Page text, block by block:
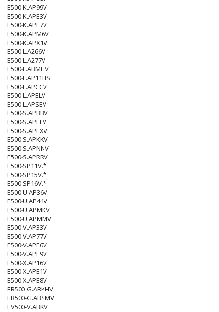
E500-K.AP99V
E500-K.APE3V
E500-K.APE7V
E500-K.APM6V
E500-K.APX1V
E500-L.A266V
E500-L.A277V
E500-L.ABMHV
E500-L.AP11HS
E500-L.APCCV
E500-L.APELV
E500-L.APSEV
E500-S.APBBV
E500-S.APELV
E500-S.APEXV
E500-S.APKKV
E500-S.APNNV
E500-S.APRRV
E500-SP11V.*
E500-SP15V.*
E500-SP16V.*
E500-U.AP36V
E500-U.AP44V
E500-U.APMKV
E500-U.APMMV
E500-V.AP33V
E500-V.AP77V
E500-V.APE6V
E500-V.APE9V
E500-X.AP16V
E500-X.APE1V
E500-X.APE8V
EB500-G.ABKHV
EB500-G.ABSMV
EV500-V.ABKV